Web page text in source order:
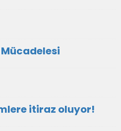
itiraz oluyor!